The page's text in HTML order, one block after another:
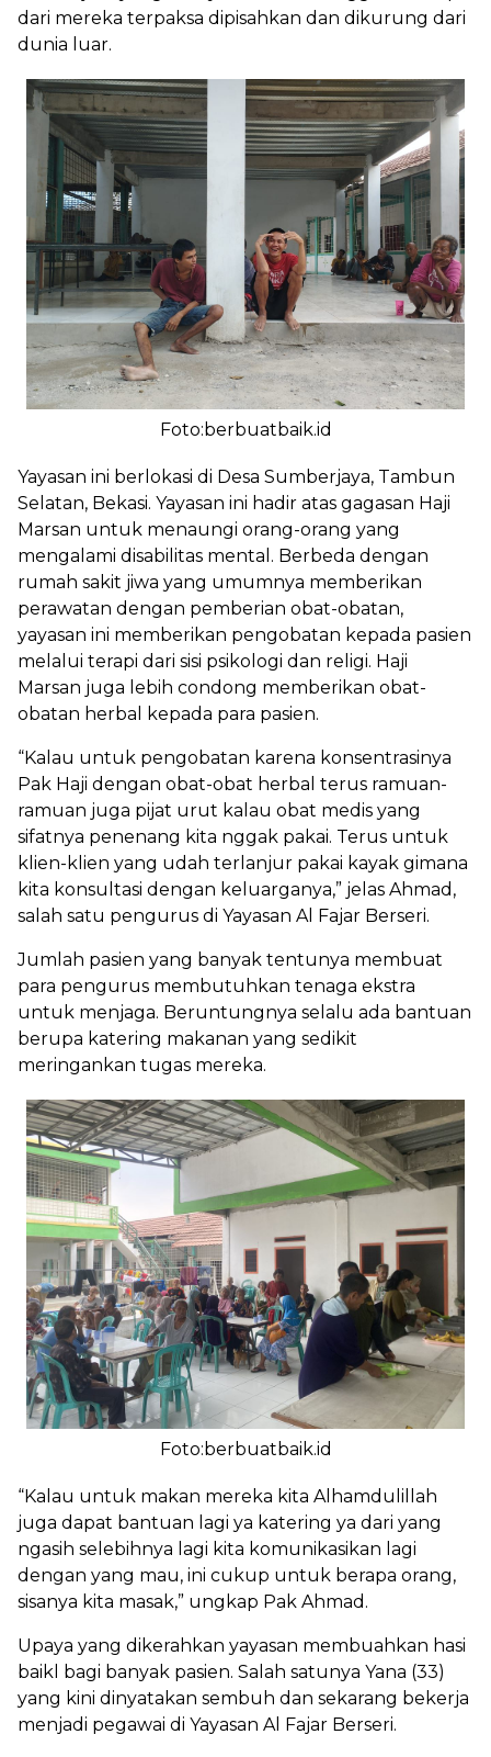
dari mereka terpaksa dipisahkan dan dikurung dari
dunia luar.
Foto:berbuatbaik.id
Yayasan ini berlokasi di Desa Sumberjaya, Tambun
Selatan, Bekasi. Yayasan ini hadir atas gagasan Haji
Marsan untuk menaungi orang-orang yang
mengalami disabilitas mental. Berbeda dengan
rumah sakit jiwa yang umumnya memberikan
perawatan dengan pemberian obat-obatan,
yayasan ini memberikan pengobatan kepada pasien
melalui terapi dari sisi psikologi dan religi. Haji
Marsan juga lebih condong memberikan obat-
obatan herbal kepada para pasien.
“Kalau untuk pengobatan karena konsentrasinya
Pak Haji dengan obat-obat herbal terus ramuan-
ramuan juga pijat urut kalau obat medis yang
sifatnya penenang kita nggak pakai. Terus untuk
klien-klien yang udah terlanjur pakai kayak gimana
kita konsultasi dengan keluarganya,” jelas Ahmad,
salah satu pengurus di Yayasan Al Fajar Berseri.
Jumlah pasien yang banyak tentunya membuat
para pengurus membutuhkan tenaga ekstra
untuk menjaga. Beruntungnya selalu ada bantuan
berupa katering makanan yang sedikit
meringankan tugas mereka.
Foto:berbuatbaik.id
“Kalau untuk makan mereka kita Alhamdulillah
juga dapat bantuan lagi ya katering ya dari yang
ngasih selebihnya lagi kita komunikasikan lagi
dengan yang mau, ini cukup untuk berapa orang,
sisanya kita masak,” ungkap Pak Ahmad.
Upaya yang dikerahkan yayasan membuahkan hasi
baikl bagi banyak pasien. Salah satunya Yana (33)
yang kini dinyatakan sembuh dan sekarang bekerja
menjadi pegawai di Yayasan Al Fajar Berseri.